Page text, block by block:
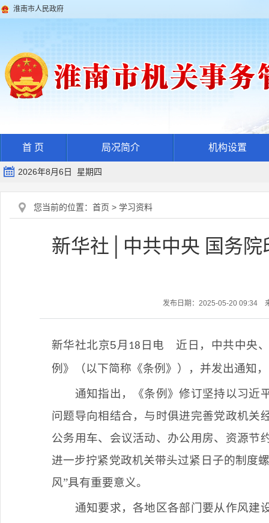
淮南市人民政府
首 页 局况简介 机构设置
2026年8月6日 星期四
您当前的位置： 首页 > 学习资料
新华社│中共中央 国务
发布日期：2025-05-20 09:34
新华社北京5月 18 日电
近日，中共中央
例》（以下简称《条例》），并发出通知
通知指出，《条例》修订坚持以习近
问题导向相结合，与时俱进完善党政机关
公务用车、会议活动、办公用房、资源节
进一步拧紧党政机关带头过紧日子的制度
风”具有重要意义。
通知要求，各地区各部门要从作风建